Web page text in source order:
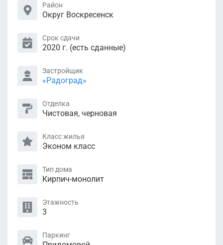
Район
Округ Воскресенск
Срок сдачи
2020 г. (есть сданные)
Застройщик
«Радоград»
Отделка
Чистовая, черновая
Класс жилья
Эконом класс
Тип дома
Кирпич-монолит
Этажность
3
Паркинг